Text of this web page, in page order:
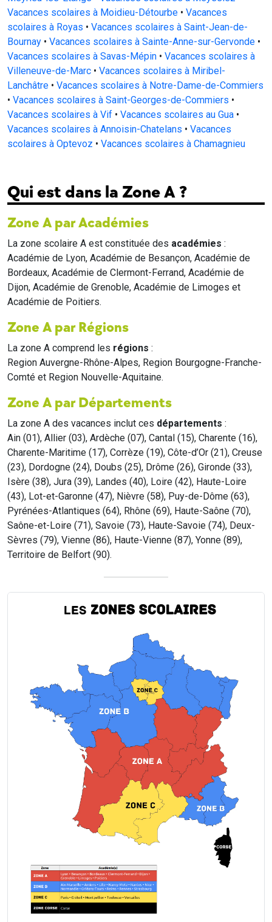
Vacances scolaires à Moidieu-Détourbe • Vacances
scolaires à Royas • Vacances scolaires à Saint-Jean-de-
Bournay • Vacances scolaires à Sainte-Anne-sur-Gervonde •
Vacances scolaires à Savas-Mépin • Vacances scolaires à
Villeneuve-de-Marc • Vacances scolaires à Miribel-
Lanchâtre • Vacances scolaires à Notre-Dame-de-Commiers
• Vacances scolaires à Saint-Georges-de-Commiers •
Vacances scolaires à Vif • Vacances scolaires au Gua •
Vacances scolaires à Annoisin-Chatelans • Vacances
scolaires à Optevoz • Vacances scolaires à Chamagnieu
Qui est dans la Zone A ?
Zone A par Académies
La zone scolaire A est constituée des académies :
Académie de Lyon, Académie de Besançon, Académie de
Bordeaux, Académie de Clermont-Ferrand, Académie de
Dijon, Académie de Grenoble, Académie de Limoges et
Académie de Poitiers.
Zone A par Régions
La zone A comprend les régions :
Region Auvergne-Rhône-Alpes, Region Bourgogne-Franche-
Comté et Region Nouvelle-Aquitaine.
Zone A par Départements
La zone A des vacances inclut ces départements :
Ain (01), Allier (03), Ardèche (07), Cantal (15), Charente (16),
Charente-Maritime (17), Corrèze (19), Côte-d’Or (21), Creuse
(23), Dordogne (24), Doubs (25), Drôme (26), Gironde (33),
Isère (38), Jura (39), Landes (40), Loire (42), Haute-Loire
(43), Lot-et-Garonne (47), Nièvre (58), Puy-de-Dôme (63),
Pyrénées-Atlantiques (64), Rhône (69), Haute-Saône (70),
Saône-et-Loire (71), Savoie (73), Haute-Savoie (74), Deux-
Sèvres (79), Vienne (86), Haute-Vienne (87), Yonne (89),
Territoire de Belfort (90).